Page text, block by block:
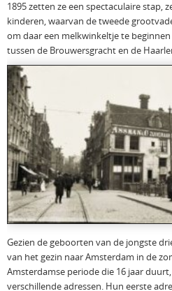
1895 zetten ze een spectaculaire stap,
kinderen, waarvan de tweede
om daar een melkwinkeltje te
tussen de Brouwersgracht en de
Gezien de geboorten van de jongste
van het gezin naar Amsterdam in de
Amsterdamse periode die 16 jaar
verschillende adressen. Hun eerste